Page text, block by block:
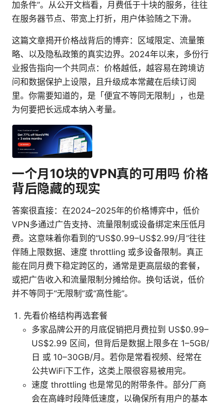
加条件”。从公开文档看，月费低于十块的服务，往往
在服务器节点、带宽上打折，用户体验随之下滑。
这篇文章揭开价格战背后的博弈：区域限定、流量策
略、以及隐私政策的真实边界。2024年以来，多份行
业报告指向一个共同点：价格越低，越容易在跨境访
问和数据保护上设限，且升级成本常藏在后续订阅
里。你需要知道的，是「便宜不等同无限制」，也是
为何要把长远成本纳入考量。
一个月10块的VPN真的可用吗 价格
背后隐藏的现实
答案很直接：在2024–2025年的价格博弈中，低价
VPN多通过广告支持、流量限制或设备绑定来压低月
费。这意味着你看到的“US$0.99–US$2.99/月”往往
伴随上限数据、速度 throttling 或多设备限制。真正
能在同月费下稳定跨区的，通常是更高层级的套餐，
或把广告收入和流量限制分摊给你。换句话说，低价
并不等同于“无限制”或“高性能”。
先看价格结构再选套餐
多家品牌公开的月底促销把月费拉到 US$0.99–
US$2.99 区间，但背后是数据上限多在 1–5GB/
日 或 10–30GB/月。若你是常看视频、经常在
公共WiFi下工作，这类上限很容易被用完。
速度 throttling 也是常见的附带条件。部分厂商
会在高峰时段降低速度，以确保所有用户的基本